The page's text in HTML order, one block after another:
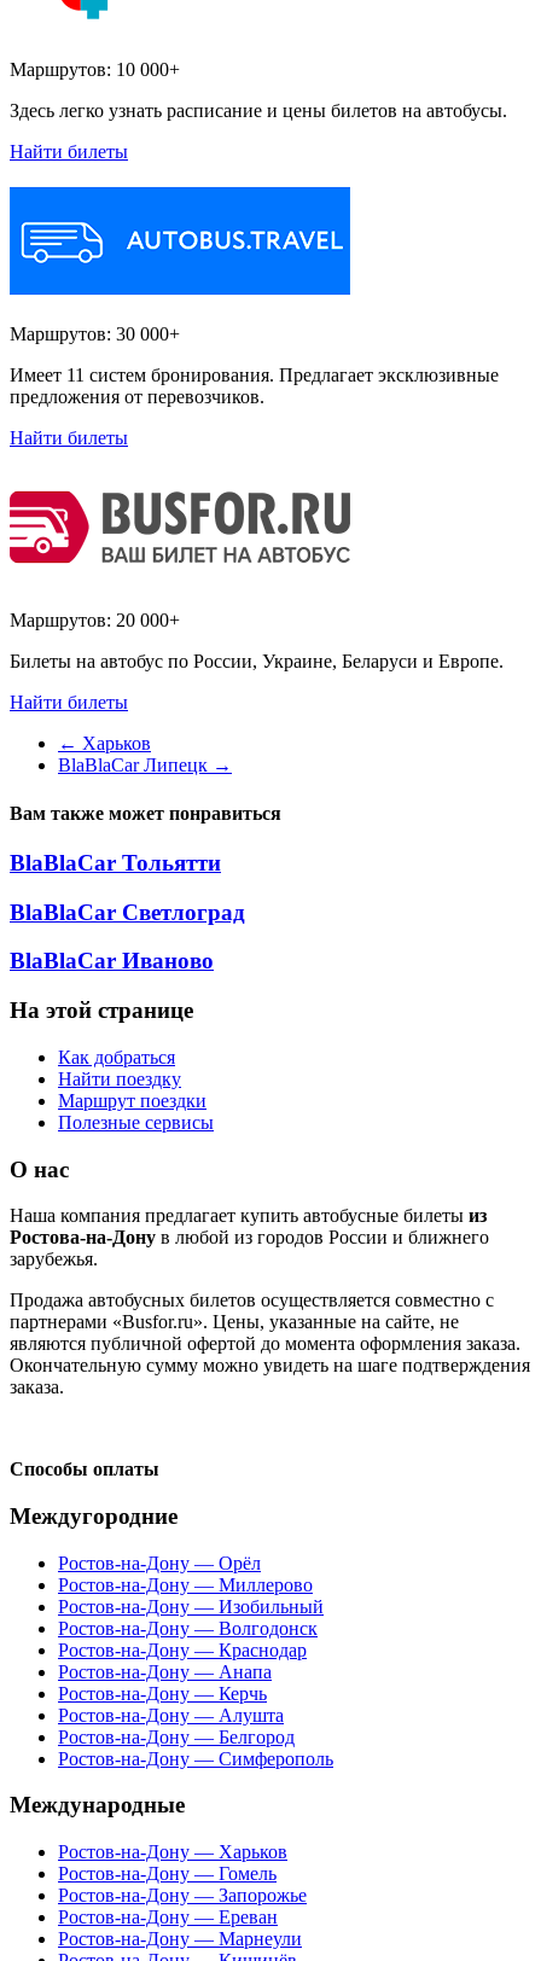
Маршрутов: 10 000+
Здесь легко узнать расписание и цены билетов на автобусы.
Найти билеты
Маршрутов: 30 000+
Имеет 11 систем бронирования. Предлагает эксклюзивные
предложения от перевозчиков.
Найти билеты
Маршрутов: 20 000+
Билеты на автобус по России, Украине, Беларуси и Европе.
Найти билеты
← Харьков
BlaBlaCar Липецк →
Вам также может понравиться
BlaBlaCar Тольятти
BlaBlaCar Светлоград
BlaBlaCar Иваново
На этой странице
Как добраться
Найти поездку
Маршрут поездки
Полезные сервисы
О нас
Наша компания предлагает купить автобусные билеты из
Ростова-на-Дону в любой из городов России и ближнего
зарубежья.
Продажа автобусных билетов осуществляется совместно с
партнерами «Busfor.ru». Цены, указанные на сайте, не
являются публичной офертой до момента оформления заказа.
Окончательную сумму можно увидеть на шаге подтверждения
заказа.
Способы оплаты
Междугородние
Ростов-на-Дону — Орёл
Ростов-на-Дону — Миллерово
Ростов-на-Дону — Изобильный
Ростов-на-Дону — Волгодонск
Ростов-на-Дону — Краснодар
Ростов-на-Дону — Анапа
Ростов-на-Дону — Керчь
Ростов-на-Дону — Алушта
Ростов-на-Дону — Белгород
Ростов-на-Дону — Симферополь
Международные
Ростов-на-Дону — Харьков
Ростов-на-Дону — Гомель
Ростов-на-Дону — Запорожье
Ростов-на-Дону — Ереван
Ростов-на-Дону — Марнеули